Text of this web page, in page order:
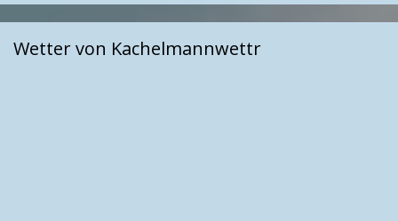
Wetter von Kachelmannwettr